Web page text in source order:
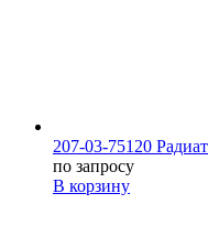
207-03-75120
по запросу
В корзину